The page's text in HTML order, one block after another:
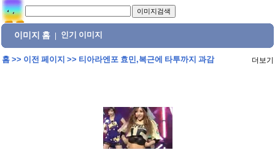
이미지 홈 인기 이미지
홈>> 이전 페이지 >> 티아라엔포 효민,복근에 타투까지 과감 더보기